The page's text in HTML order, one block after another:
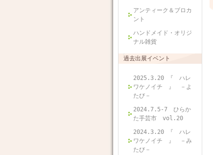
アンティーク＆ブロカ
ント
ハンドメイド・オリジ
ナル雑貨
過去出展イベント
2025.3.20 『 ハレ
ワケノイチ 』 －よ
たび－
2024.7.5-7 ひらか
た手芸市 vol.20
2024.3.20 『 ハレ
ワケノイチ 』 －み
たび－